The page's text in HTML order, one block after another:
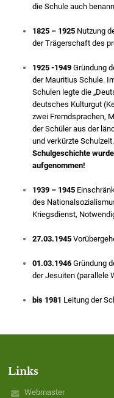
die Schule auch
1825 – 1925 Nutzung
der Trägerschaft des
1925 -1949 Gründung
der Mauritius Schule.
Schulen legte die
deutsches Kulturgut
zwei Fremdsprachen,
der Schüler aus der
und verkürzte
Schulgeschichte
aufgenommen!
1939 – 1945
des
Kriegsdienst,
27.03.1945
01.03.1946Gründung
der Jesuiten (parallele
bis 1981 Leitung der
Links
Webmaster